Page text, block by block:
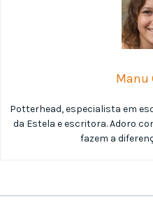
Manu
Potterhead, especialista em
da Estela e escritora. Adoro
fazem a